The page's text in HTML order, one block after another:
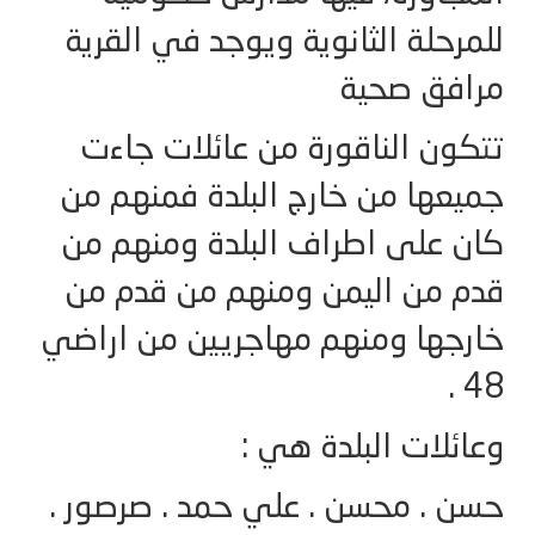
للمرحلة الثانوية ويوجد في القرية
مرافق صحية
تتكون الناقورة من عائلات جاءت
جميعها من خارج البلدة فمنهم من
كان على اطراف البلدة ومنهم من
قدم من اليمن ومنهم من قدم من
خارجها ومنهم مهاجريين من اراضي
48 .
وعائلات البلدة هي :
حسن . محسن . علي حمد . صرصور .